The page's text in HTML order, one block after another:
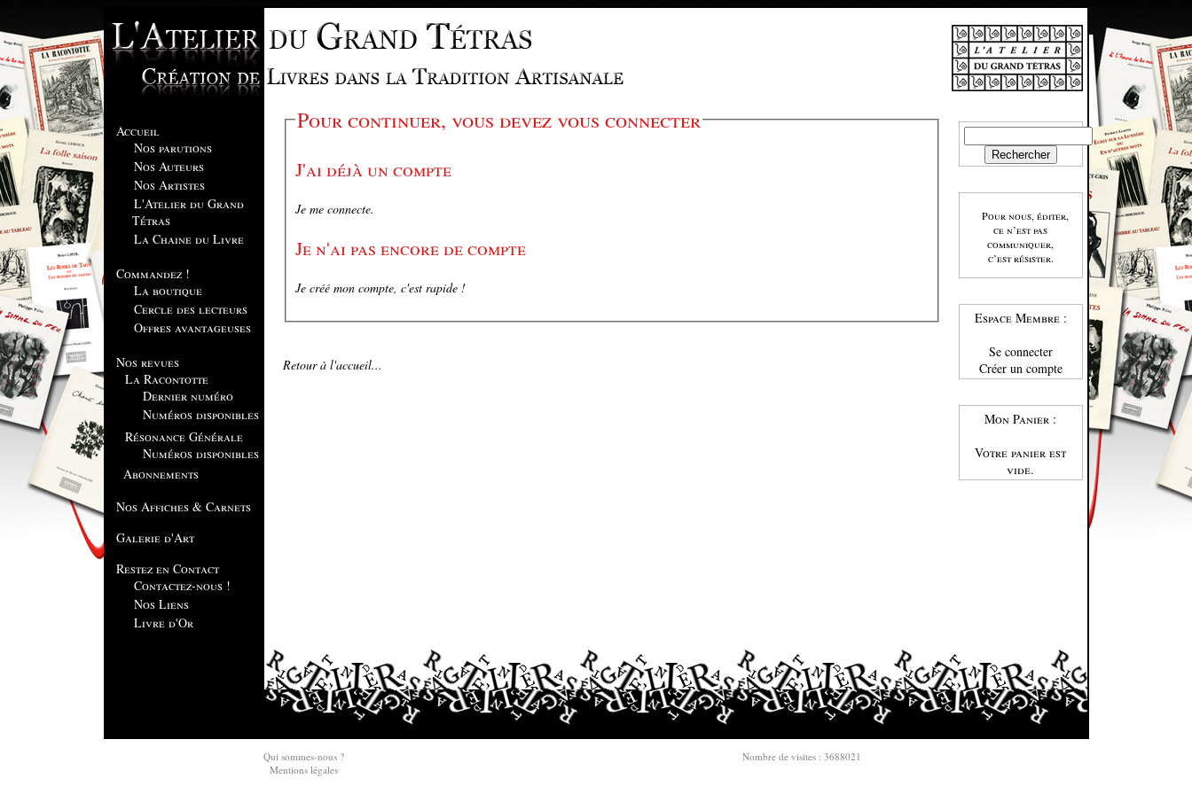
Accueil
Nos parutions
Nos Auteurs
Nos Artistes
L'Atelier du Grand
Tétras
La Chaine du Livre
Commandez !
La boutique
Cercle des lecteurs
Offres avantageuses
Nos revues
La Racontotte
Dernier numéro
Numéros disponibles
Résonance Générale
Numéros disponibles
Abonnements
Nos Affiches & Carnets
Galerie d'Art
Restez en Contact
Contactez-nous !
Nos Liens
Livre d'Or
Pour nous, éditer,
ce n’est pas
communiquer,
c’est résister.
Espace Membre :
Se connecter
Créer un compte
Mon Panier :
Votre panier est
vide.
Pour continuer, vous devez vous connecter
J'ai déjà un compte
Je me connecte.
Je n'ai pas encore de compte
Je créé mon compte, c'est rapide !
Retour à l'accueil...
Qui sommes-nous ?
Mentions légales
Nombre de visites : 3688021